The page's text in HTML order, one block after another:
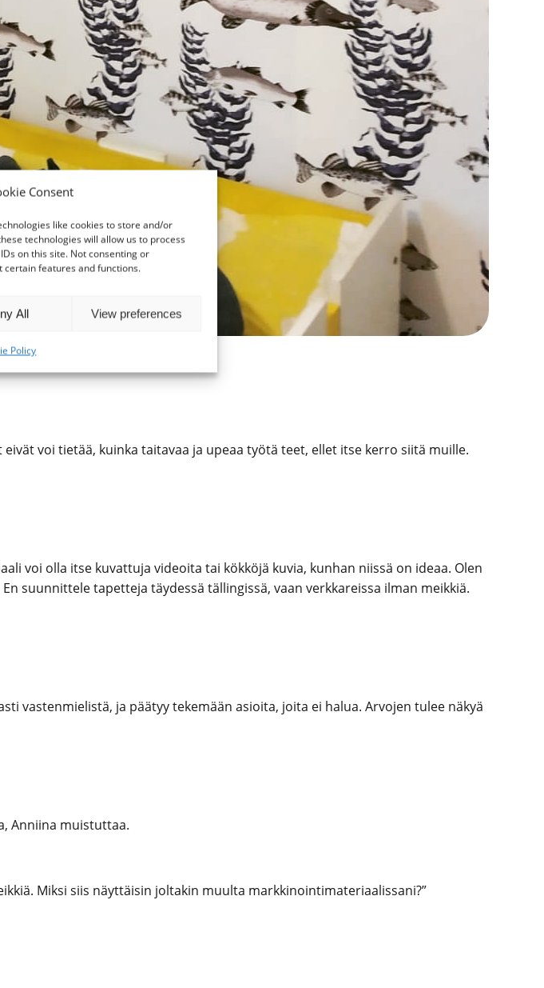
Consent
like cookies to store and/or
technologies will allow us to process
on this site. Not consenting or
certain features and functions.
All View preferences
Policy
voi tietää, kuinka taitavaa ja upeaa työtä teet, ellet itse kerro siitä muille.
voi olla itse kuvattuja videoita tai kökköjä kuvia, kunhan niissä on ideaa. Olen
suunnittele tapetteja täydessä tällingissä, vaan verkkareissa ilman meikkiä.
vastenmielistä, ja päätyy tekemään asioita, joita ei halua. Arvojen tulee näkyä
Anniina muistuttaa.
Miksi siis näyttäisin joltakin muulta markkinointimateriaalissani?”